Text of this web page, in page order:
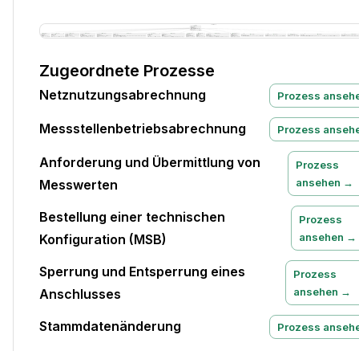
Zugeordnete Prozesse
Netznutzungsabrechnung Prozess
Messstellenbetriebsabrechnung Prozess
Anforderung und Übermittlung von
Messwerten
Prozess
ansehen →
Bestellung einer technischen
Konfiguration (MSB)
Prozess
ansehen →
Sperrung und Entsperrung eines
Anschlusses
Prozess
ansehen →
Stammdatenänderung Prozess